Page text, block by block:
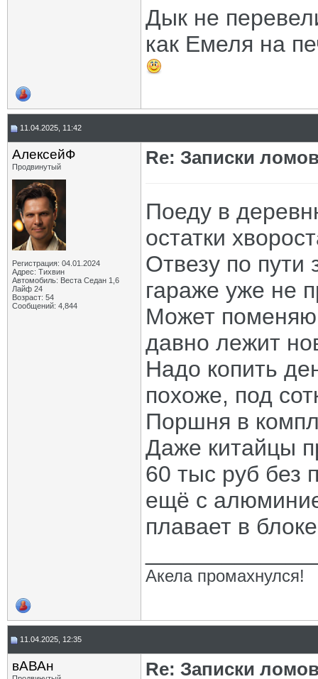
Дык не
как Емеля на
11.04.2025, 11:42
АлексейФ
Продвинутый
Регистрация: 04.01.2024
Адрес: Тихвин
Автомобиль: Веста Седан 1,6
Лайф 24
Возраст: 54
Сообщений: 4,844
Re: Записки
Поеду в
остатки
Отвезу по пути
гараже уже не
Может поменяю
давно лежит
Надо копить
похоже, под
Поршня в
Даже китайцы
60 тыс руб без
ещё с
плавает в
Акела промахнулся!
11.04.2025, 12:35
вАВАн Re: Записки